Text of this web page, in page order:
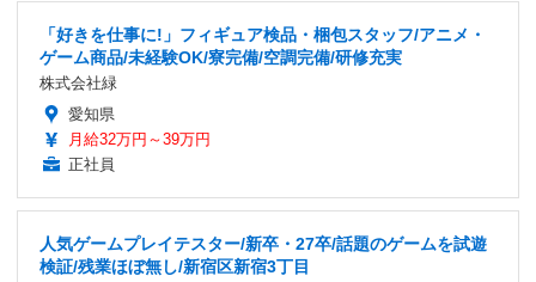
「好きを仕事に!」フィギュア検品・梱包スタッフ/アニメ・
ゲーム商品/未経験OK/寮完備/空調完備/研修充実
株式会社緑
愛知県
月給32万円～39万円
正社員
人気ゲームプレイテスター/新卒・27卒/話題のゲームを試遊
検証/残業ほぼ無し/新宿区新宿3丁目